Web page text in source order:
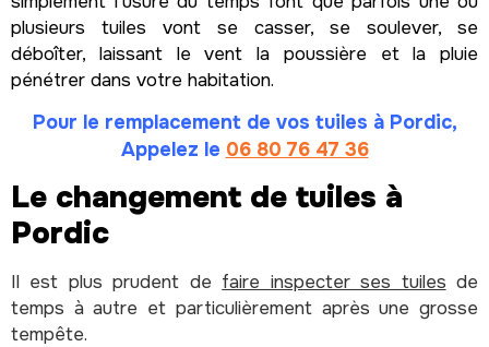
plusieurs tuiles vont se casser, se soulever, se
déboîter, laissant le vent la poussière et la pluie
pénétrer dans votre habitation.
Pour le remplacement de vos tuiles à Pordic,
Appelez le 06 80 76 47 36
Le changement de tuiles à
Pordic
Il est plus prudent de faire inspecter ses tuiles de
temps à autre et particulièrement après une grosse
tempête.